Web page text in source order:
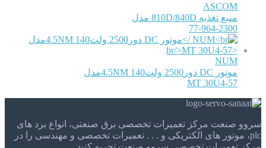
ASCOM
منبع تغذیه 810D/840D مدل
77-964-2300
NUM
موتور DC دور2500 ولت140 4.5NMمدل
MT 30U4-57
سروو صنعت مرکز تعمیرات تخصصی برق صنعتی، انواع برد های
plc، موتور های الکتریکی و . . . تعمیرات تخصصی و مهندسی را در